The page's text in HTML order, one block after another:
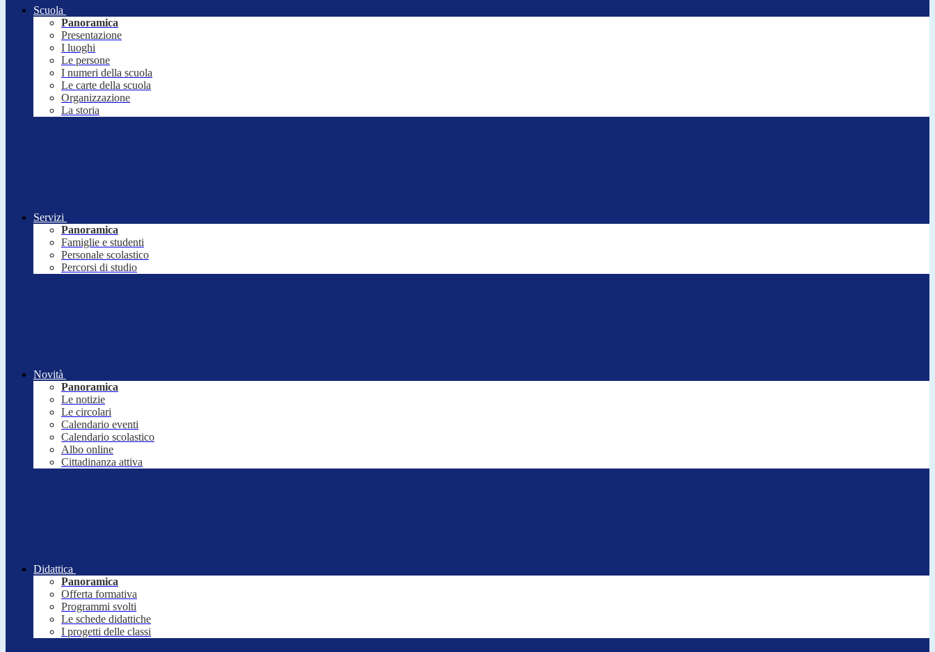
Scuola
Panoramica
Presentazione
I luoghi
Le persone
I numeri della scuola
Le carte della scuola
Organizzazione
La storia
Servizi
Panoramica
Famiglie e studenti
Personale scolastico
Percorsi di studio
Novità
Panoramica
Le notizie
Le circolari
Calendario eventi
Calendario scolastico
Albo online
Cittadinanza attiva
Didattica
Panoramica
Offerta formativa
Programmi svolti
Le schede didattiche
I progetti delle classi